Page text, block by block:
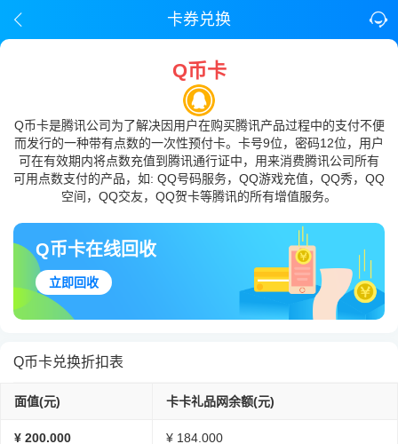
卡券兑换
Q币卡
Q币卡是腾讯公司为了解决因用户在购买腾讯产品过程中的支付不便
而发行的一种带有点数的一次性预付卡。卡号9位，密码12位，用户
可在有效期内将点数充值到腾讯通行证中，用来消费腾讯公司所有
可用点数支付的产品，如: QQ号码服务，QQ游戏充值，QQ秀，QQ
空间，QQ交友，QQ贺卡等腾讯的所有增值服务。
Q币卡在线回收
立即回收
Q币卡兑换折扣表
面值(元) 卡卡礼品网余额(元)
¥ 200.000 ¥ 184.000